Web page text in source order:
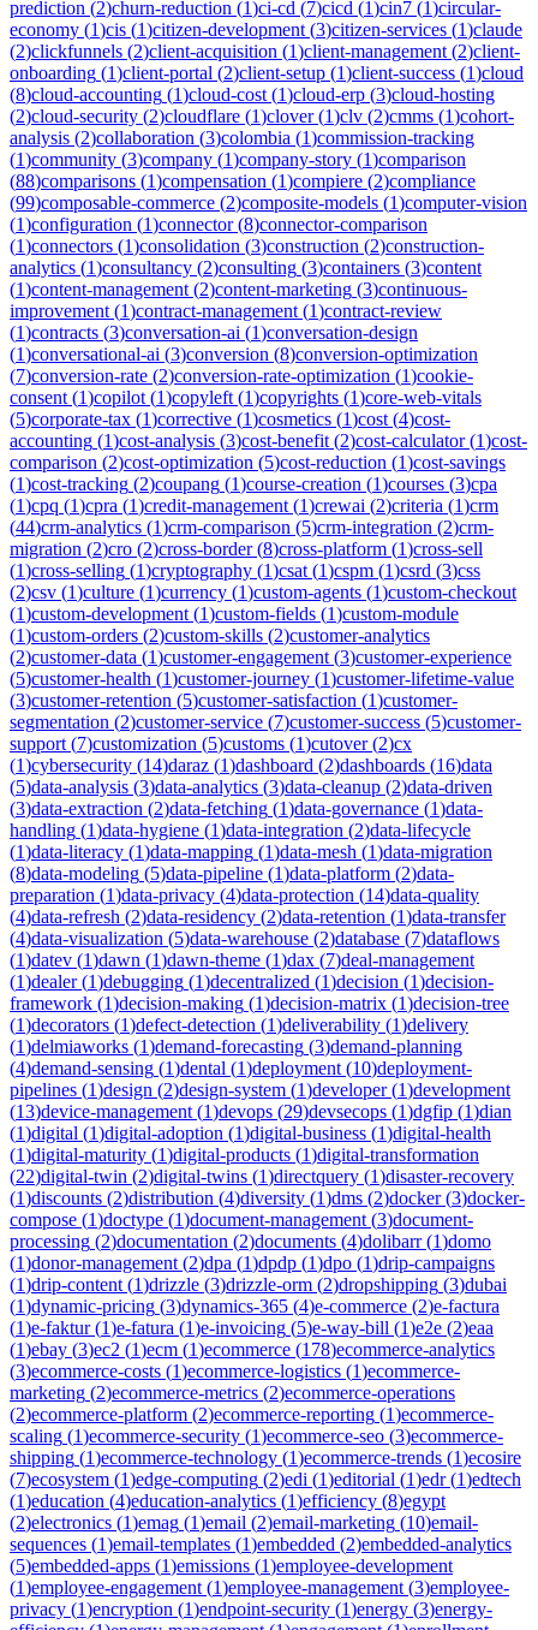
prediction (2)churn-reduction (1)ci-cd (7)cicd (1)cin7 (1)circular-
economy (1)cis (1)citizen-development (3)citizen-services (1)claude
(2)clickfunnels (2)client-acquisition (1)client-management (2)client-
onboarding (1)client-portal (2)client-setup (1)client-success (1)cloud
(8)cloud-accounting (1)cloud-cost (1)cloud-erp (3)cloud-hosting
(2)cloud-security (2)cloudflare (1)clover(1)clv (2)cmms (1)cohort-
analysis (2)collaboration (3)colombia (1)commission-tracking
(1)community (3)company (1)company-story (1)comparison
(88)comparisons (1)compensation (1)compiere (2)compliance
(99)composable-commerce (2)composite-models (1)computer-vision
(1)configuration (1)connector(8)connector-comparison
(1)connectors (1)consolidation (3)construction (2)construction-
analytics (1)consultancy (2)consulting (3)containers (3)content
(1)content-management (2)content-marketing (3)continuous-
improvement (1)contract-management (1)contract-review
(1)contracts (3)conversation-ai (1)conversation-design
(1)conversational-ai (3)conversion (8)conversion-optimization
(7)conversion-rate (2)conversion-rate-optimization (1)cookie-
consent (1)copilot (1)copyleft (1)copyrights (1)core-web-vitals
(5)corporate-tax (1)corrective (1)cosmetics (1)cost (4)cost-
accounting (1)cost-analysis (3)cost-benefit (2)cost-calculator(1)cost-
comparison (2)cost-optimization (5)cost-reduction (1)cost-savings
(1)cost-tracking (2)coupang (1)course-creation (1)courses (3)cpa
(1)cpq (1)cpra (1)credit-management (1)crewai (2)criteria (1)crm
(44)crm-analytics (1)crm-comparison (5)crm-integration (2)crm-
migration (2)cro (2)cross-border(8)cross-platform (1)cross-sell
(1)cross-selling (1)cryptography (1)csat (1)cspm (1)csrd (3)css
(2)csv (1)culture (1)currency (1)custom-agents (1)custom-checkout
(1)custom-development (1)custom-fields (1)custom-module
(1)custom-orders (2)custom-skills (2)customer-analytics
(2)customer-data (1)customer-engagement (3)customer-experience
(5)customer-health (1)customer-journey (1)customer-lifetime-value
(3)customer-retention (5)customer-satisfaction (1)customer-
segmentation (2)customer-service (7)customer-success (5)customer-
support (7)customization (5)customs (1)cutover(2)cx
(1)cybersecurity (14)daraz (1)dashboard (2)dashboards (16)data
(5)data-analysis (3)data-analytics (3)data-cleanup (2)data-driven
(3)data-extraction (2)data-fetching (1)data-governance (1)data-
handling (1)data-hygiene (1)data-integration (2)data-lifecycle
(1)data-literacy (1)data-mapping (1)data-mesh (1)data-migration
(8)data-modeling (5)data-pipeline (1)data-platform (2)data-
preparation (1)data-privacy (4)data-protection (14)data-quality
(4)data-refresh (2)data-residency (2)data-retention (1)data-transfer
(4)data-visualization (5)data-warehouse (2)database (7)dataflows
(1)datev (1)dawn (1)dawn-theme (1)dax (7)deal-management
(1)dealer(1)debugging (1)decentralized (1)decision (1)decision-
framework (1)decision-making (1)decision-matrix (1)decision-tree
(1)decorators (1)defect-detection (1)deliverability (1)delivery
(1)delmiaworks (1)demand-forecasting (3)demand-planning
(4)demand-sensing (1)dental (1)deployment (10)deployment-
pipelines (1)design (2)design-system (1)developer(1)development
(13)device-management (1)devops (29)devsecops (1)dgfip (1)dian
(1)digital (1)digital-adoption (1)digital-business (1)digital-health
(1)digital-maturity (1)digital-products (1)digital-transformation
(22)digital-twin (2)digital-twins (1)directquery (1)disaster-recovery
(1)discounts (2)distribution (4)diversity (1)dms (2)docker(3)docker-
compose (1)doctype (1)document-management (3)document-
processing (2)documentation (2)documents (4)dolibarr(1)domo
(1)donor-management (2)dpa (1)dpdp (1)dpo (1)drip-campaigns
(1)drip-content (1)drizzle (3)drizzle-orm (2)dropshipping (3)dubai
(1)dynamic-pricing (3)dynamics-365 (4)e-commerce (2)e-factura
(1)e-faktur(1)e-fatura (1)e-invoicing (5)e-way-bill (1)e2e (2)eaa
(1)ebay (3)ec2 (1)ecm (1)ecommerce (178)ecommerce-analytics
(3)ecommerce-costs (1)ecommerce-logistics (1)ecommerce-
marketing (2)ecommerce-metrics (2)ecommerce-operations
(2)ecommerce-platform (2)ecommerce-reporting (1)ecommerce-
scaling (1)ecommerce-security (1)ecommerce-seo (3)ecommerce-
shipping (1)ecommerce-technology (1)ecommerce-trends (1)ecosire
(7)ecosystem (1)edge-computing (2)edi (1)editorial (1)edr(1)edtech
(1)education (4)education-analytics (1)efficiency (8)egypt
(2)electronics (1)emag (1)email (2)email-marketing (10)email-
sequences (1)email-templates (1)embedded (2)embedded-analytics
(5)embedded-apps (1)emissions (1)employee-development
(1)employee-engagement (1)employee-management (3)employee-
privacy (1)encryption (1)endpoint-security (1)energy (3)energy-